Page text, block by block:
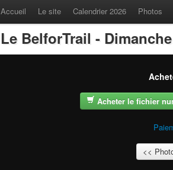
Accueil Le site Calendrier 2026 Photos
Le BelforTrail -
Acheter le fichier
<<